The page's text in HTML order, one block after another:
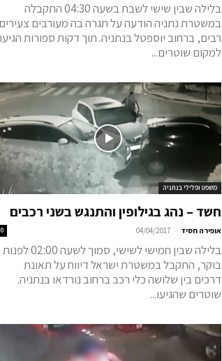
בלילה שבין שישי לשבת בשעה 04:30 התקבלה
במשטרת נתניה הודעה על תגרה בה מעורבים צעירים
רבים, ברחוב יוספטל בנתניה. תוך דקות ספורות הגיעו
למקום שוטרים...
משפט ופלילי בנתניה
חשד – נהג בגילופין והתנגש בשני רכבים
אופירה חסיד -
04/04/2017
0
בלילה שבין חמישי לשישי, סמוך לשעה 02:00 לפנות
בוקר, התקבל במשטרת ישראל דיווח על תאונת
דרכים בין שלושה כלי רכב ברחוב נורדאו בנתניה.
שוטרים שהגיעו...